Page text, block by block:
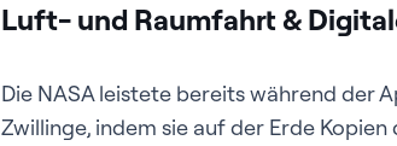
Luft- und Raumfahrt &
Die NASA leistete bereits während der
Zwillinge, indem sie auf der Erde